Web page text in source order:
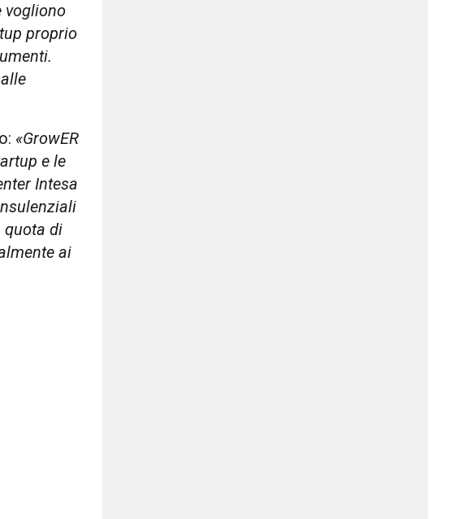
vogliono
proprio
«GrowER
e le
Intesa
quota di
ai